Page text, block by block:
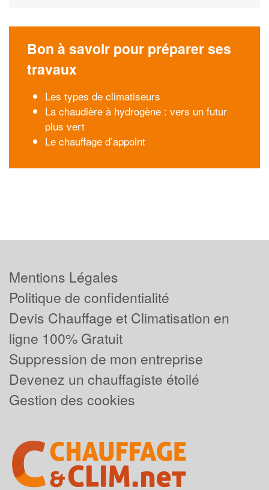
Bon à savoir pour préparer ses
travaux
Les types de climatiseurs
La chaudière à hydrogène : vers un futur
plus vert
Le chauffage d’appoint
Mentions Légales
Politique de confidentialité
Devis Chauffage et Climatisation en
ligne 100% Gratuit
Suppression de mon entreprise
Devenez un chauffagiste étoilé
Gestion des cookies